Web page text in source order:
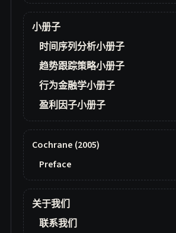
小册子
时间序列分析小册子
趋势跟踪策略小册子
行为金融学小册子
盈利因子小册子
Cochrane (2005)
Preface
关于我们
联系我们